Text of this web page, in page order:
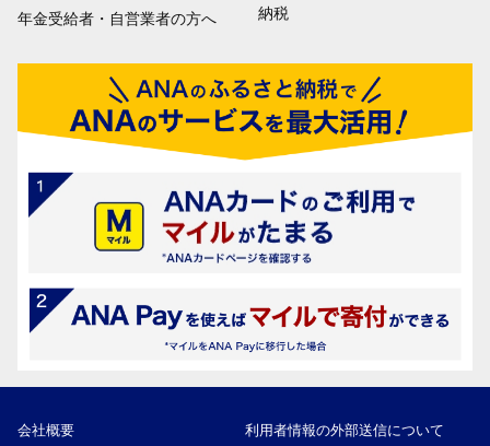
年金受給者・自営業者の方へ
納税
会社概要 利用者情報の外部送信について